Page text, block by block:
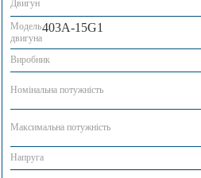
Двигун
Модель
двигуна
403A-15G1
Виробник
Номінальна потужність
Максимальна потужність
Напруга